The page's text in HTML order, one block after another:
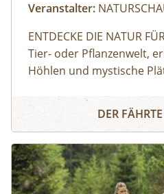
Veranstalter:
ENTDECKE DIE NATUR
Tier- oder Pflanzenwelt,
Höhlen⁠ und mystische
Kulturtechniken, erlebe
erprobe dich am Fels:
Naturerlebnis für jede
geht's:⁠Melde dich zu
Veranstaltungskalender
Naturerlebnis
DER